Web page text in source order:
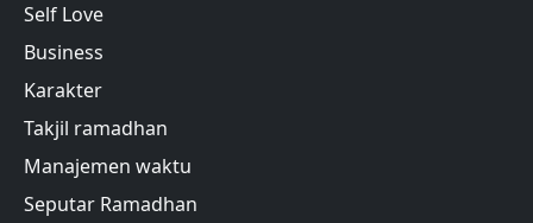
Self Love
Business
Karakter
Takjil ramadhan
Manajemen waktu
Seputar Ramadhan